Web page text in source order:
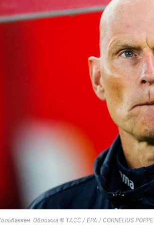
Обложка © ТАСС / EPA / CORNELIUS POPPE